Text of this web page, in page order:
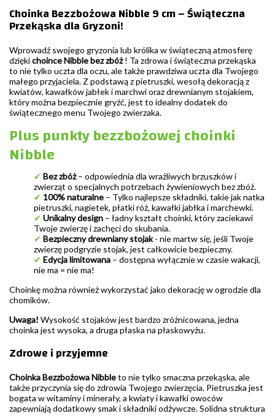
Choinka Bezzbożowa Nibble 9 cm – Świąteczna
Przekąska dla Gryzoni!
Wprowadź swojego gryzonia lub królika w świąteczną atmosferę
dziękichoince Nibble bez zbóż! Ta zdrowa i świąteczna przekąska
to nie tylko uczta dla oczu, ale także prawdziwa uczta dla Twojego
małego przyjaciela. Z podstawą z pietruszki, wesołą dekoracją z
kwiatów, kawałków jabłek i marchwi oraz drewnianym stojakiem,
który można bezpiecznie gryźć, jest to idealny dodatek do
świątecznego menu Twojego zwierzaka.
Plus punkty bezzbożowej choinki
Nibble
✔ Bez zbóż– odpowiednia dla wrażliwych brzuszków i
zwierząt o specjalnych potrzebach żywieniowych bez zbóż.
✔ 100% naturalne – Tylko najlepsze składniki, takie jak natka
pietruszki, nagietek, płatki róż, kawałki jabłka i marchewki.
✔ Unikalny design – ładny kształt choinki, który zaciekawi
Twoje zwierzę i zachęci do skubania.
✔ Bezpieczny drewniany stojak- nie martw się, jeśli Twoje
zwierzę podgryzie stojak, jest całkowicie bezpieczny.
✔ Edycja limitowana – dostępna wyłącznie w czasie wakacji,
nie ma = nie ma!
Choinkę można również wykorzystać jako dekorację w ogrodzie dla
chomików.
Uwaga! Wysokość stojaków jest bardzo zróżnicowana, jedna
choinka jest wysoka, a druga płaska na płaskowyżu.
Zdrowe i przyjemne
Choinka Bezzbożowa Nibbleto nie tylko smaczna przekąska, ale
także przyczynia się do zdrowia Twojego zwierzęcia. Pietruszka jest
bogata w witaminy i minerały, a kwiaty i kawałki owoców
zapewniają dodatkowy smak i składniki odżywcze. Solidna struktura